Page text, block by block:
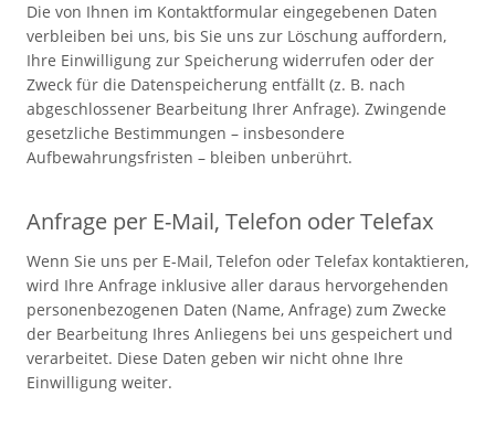
Die von Ihnen im Kontaktformular eingegebenen Daten
verbleiben bei uns, bis Sie uns zur Löschung auffordern,
Ihre Einwilligung zur Speicherung widerrufen oder der
Zweck für die Datenspeicherung entfällt (z. B. nach
abgeschlossener Bearbeitung Ihrer Anfrage). Zwingende
gesetzliche Bestimmungen – insbesondere
Aufbewahrungsfristen – bleiben unberührt.
Anfrage per E-Mail, Telefon oder Telefax
Wenn Sie uns per E-Mail, Telefon oder Telefax kontaktieren,
wird Ihre Anfrage inklusive aller daraus hervorgehenden
personenbezogenen Daten (Name, Anfrage) zum Zwecke
der Bearbeitung Ihres Anliegens bei uns gespeichert und
verarbeitet. Diese Daten geben wir nicht ohne Ihre
Einwilligung weiter.